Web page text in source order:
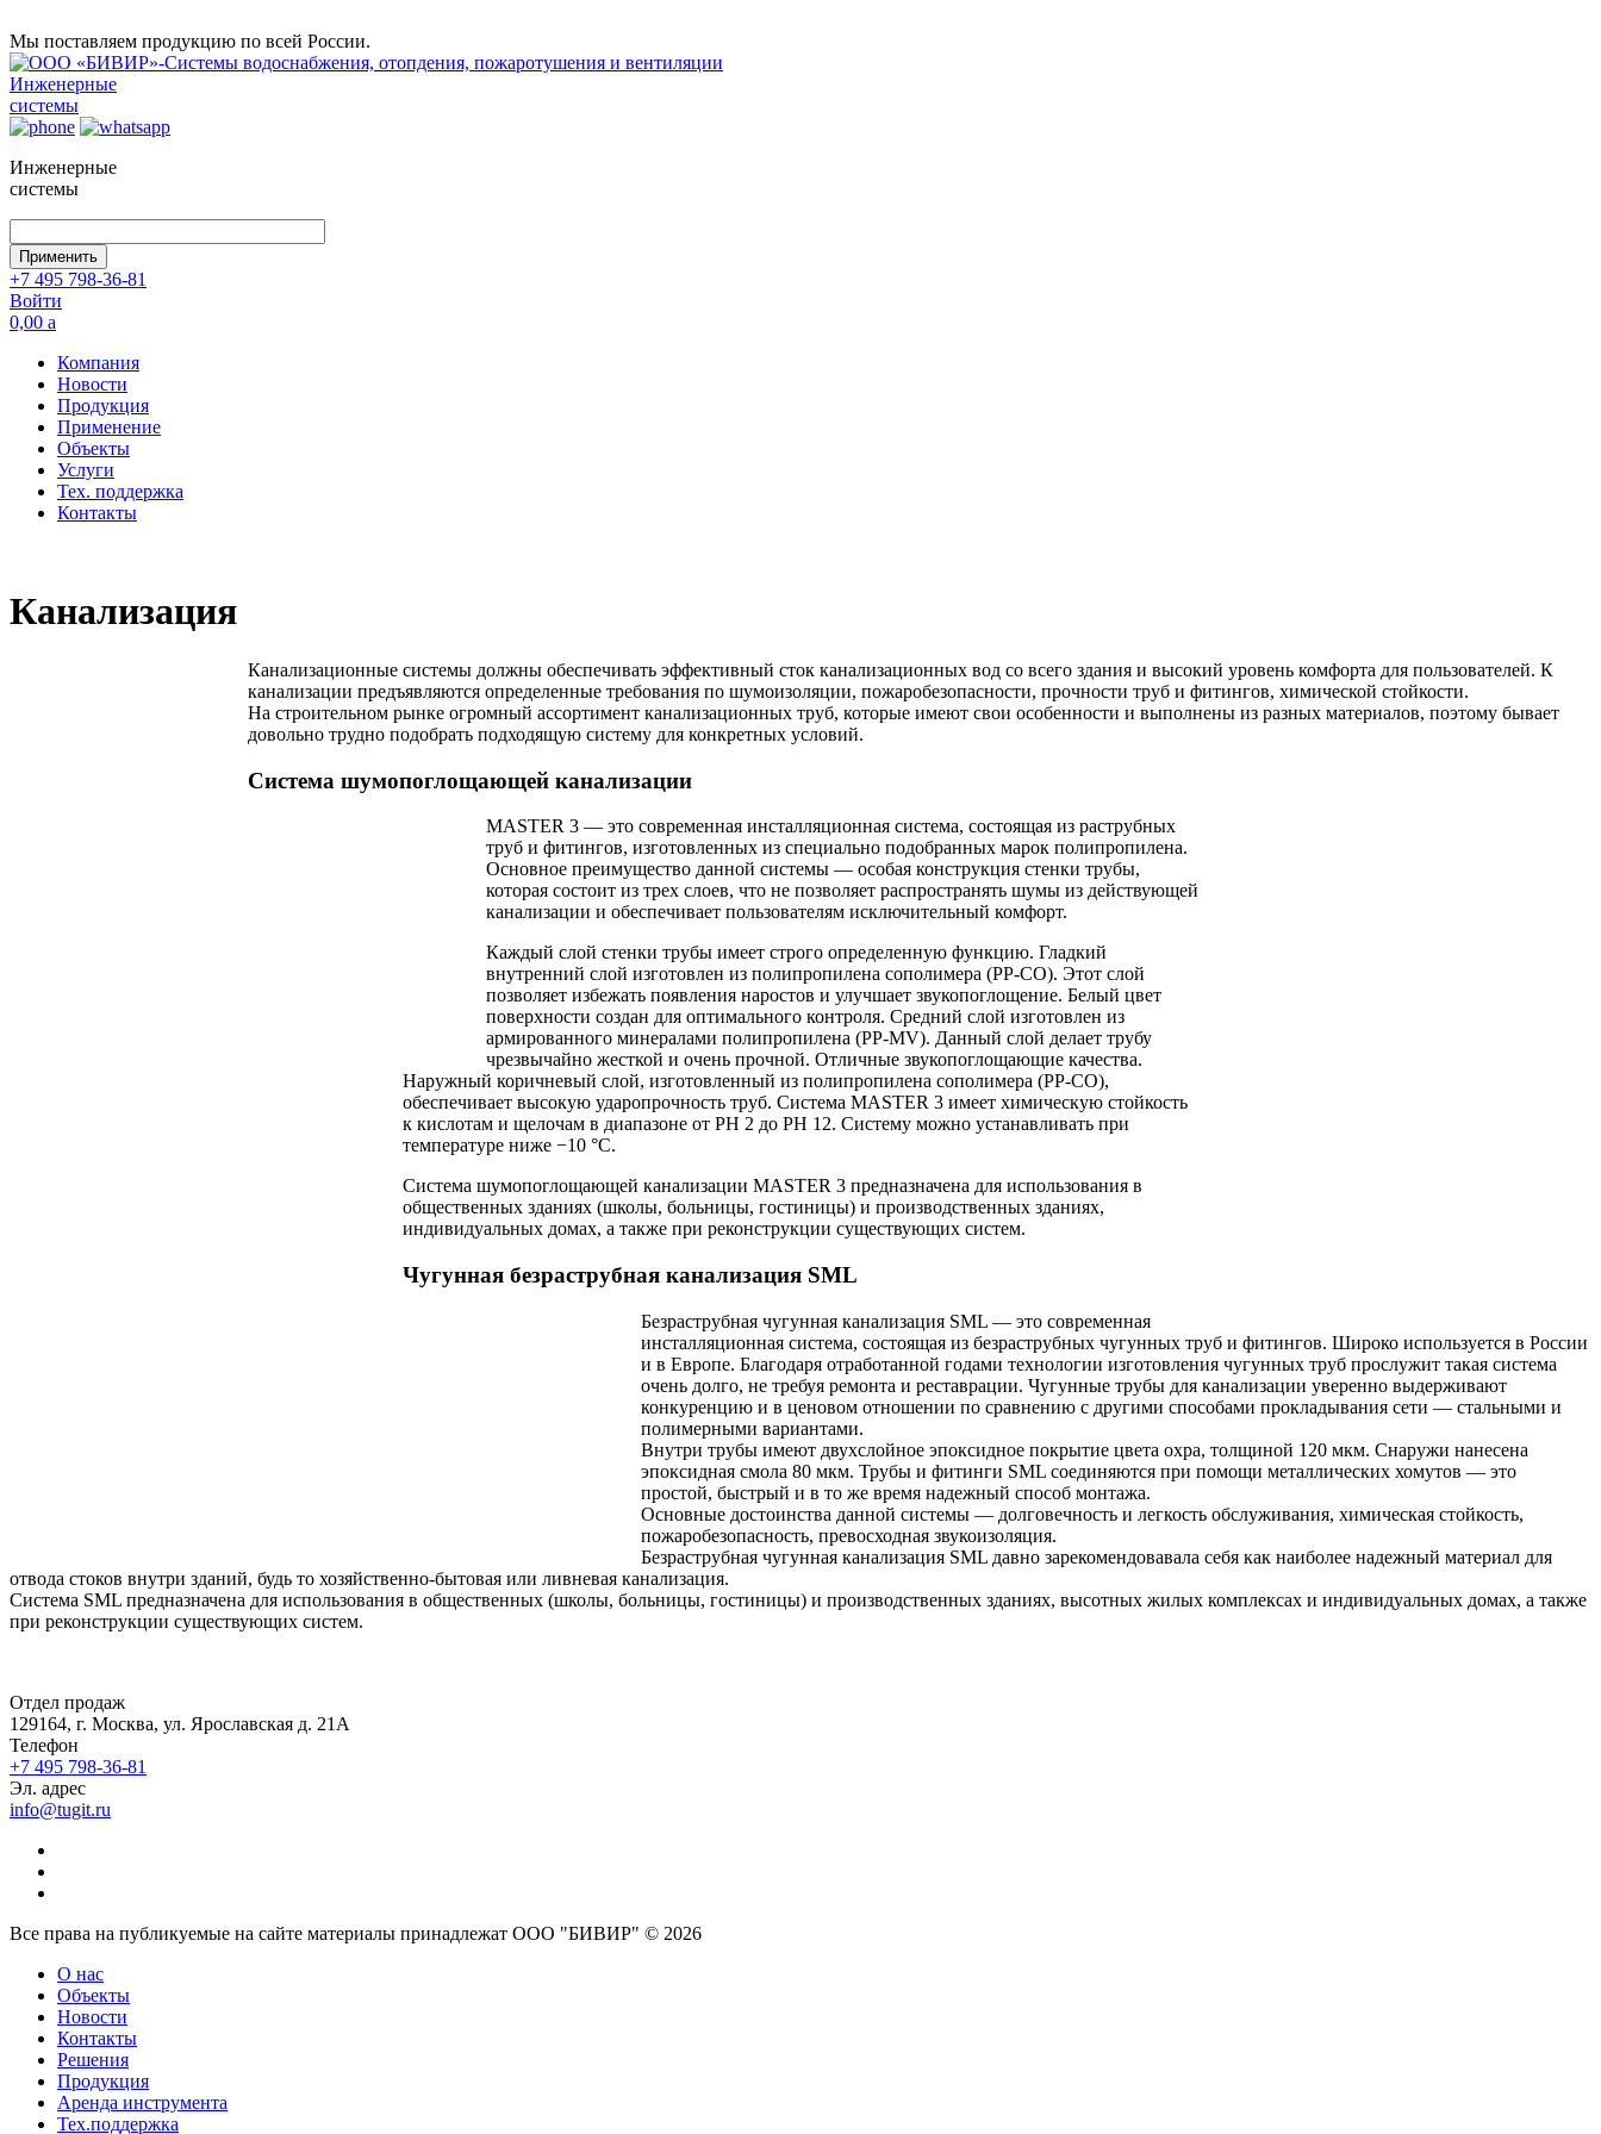
Мы поставляем продукцию по всей России.
Инженерные
системы
Инженерные
системы
+7 495 798-36-81
Войти
0,00 a
Компания
Новости
Продукция
Применение
Объекты
Услуги
Тех. поддержка
Контакты
Канализация
Канализационные системы должны обеспечивать эффективный сток канализационных вод со всего здания и высокий уровень комфорта для пользователей. К
канализации предъявляются определенные требования по шумоизоляции, пожаробезопасности, прочности труб и фитингов, химической стойкости.
На строительном рынке огромный ассортимент канализационных труб, которые имеют свои особенности и выполнены из разных материалов, поэтому бывает
довольно трудно подобрать подходящую систему для конкретных условий.
Система шумопоглощающей канализации
MASTER 3 — это современная инсталляционная система, состоящая из раструбных
труб и фитингов, изготовленных из специально подобранных марок полипропилена.
Основное преимущество данной системы — особая конструкция стенки трубы,
которая состоит из трех слоев, что не позволяет распространять шумы из действующей
канализации и обеспечивает пользователям исключительный комфорт.
Каждый слой стенки трубы имеет строго определенную функцию. Гладкий
внутренний слой изготовлен из полипропилена сополимера (PP-CO). Этот слой
позволяет избежать появления наростов и улучшает звукопоглощение. Белый цвет
поверхности создан для оптимального контроля. Средний слой изготовлен из
армированного минералами полипропилена (PP-MV). Данный слой делает трубу
чрезвычайно жесткой и очень прочной. Отличные звукопоглощающие качества.
Наружный коричневый слой, изготовленный из полипропилена сополимера (PP-CO),
обеспечивает высокую ударопрочность труб. Система MASTER 3 имеет химическую стойкость
к кислотам и щелочам в диапазоне от PH 2 до PH 12. Систему можно устанавливать при
температуре ниже −10 °C.
Система шумопоглощающей канализации MASTER 3 предназначена для использования в
общественных зданиях (школы, больницы, гостиницы) и производственных зданиях,
индивидуальных домах, а также при реконструкции существующих систем.
Чугунная безраструбная канализация SML
Безраструбная чугунная канализация SML — это современная
инсталляционная система, состоящая из безраструбных чугунных труб и фитингов. Широко используется в России
и в Европе. Благодаря отработанной годами технологии изготовления чугунных труб прослужит такая система
очень долго, не требуя ремонта и реставрации. Чугунные трубы для канализации уверенно выдерживают
конкуренцию и в ценовом отношении по сравнению с другими способами прокладывания сети — стальными и
полимерными вариантами.
Внутри трубы имеют двухслойное эпоксидное покрытие цвета охра, толщиной 120 мкм. Снаружи нанесена
эпоксидная смола 80 мкм. Трубы и фитинги SML соединяются при помощи металлических хомутов — это
простой, быстрый и в то же время надежный способ монтажа.
Основные достоинства данной системы — долговечность и легкость обслуживания, химическая стойкость,
пожаробезопасность, превосходная звукоизоляция.
Безраструбная чугунная канализация SML давно зарекомендовавала себя как наиболее надежный материал для
отвода стоков внутри зданий, будь то хозяйственно-бытовая или ливневая канализация.
Система SML предназначена для использования в общественных (школы, больницы, гостиницы) и производственных зданиях, высотных жилых комплексах и индивидуальных домах, а также
при реконструкции существующих систем.
Отдел продаж
129164, г. Москва, ул. Ярославская д. 21А
Телефон
+7 495 798-36-81
Эл. адрес
info@tugit.ru
Все права на публикуемые на сайте материалы принадлежат ООО "БИВИР" © 2026
О нас
Объекты
Новости
Контакты
Решения
Продукция
Аренда инструмента
Тех.поддержка